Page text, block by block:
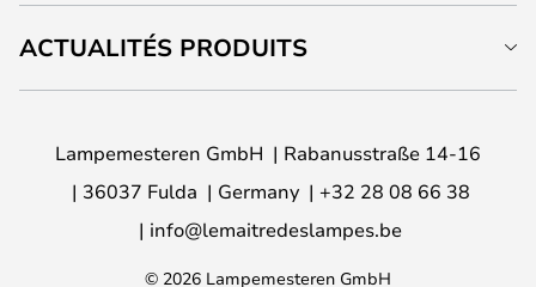
ACTUALITÉS PRODUITS
Lampemesteren GmbH
Rabanusstraße 14-16
36037 Fulda
Germany
+32 28 08 66 38
info@lemaitredeslampes.be
© 2026 Lampemesteren GmbH